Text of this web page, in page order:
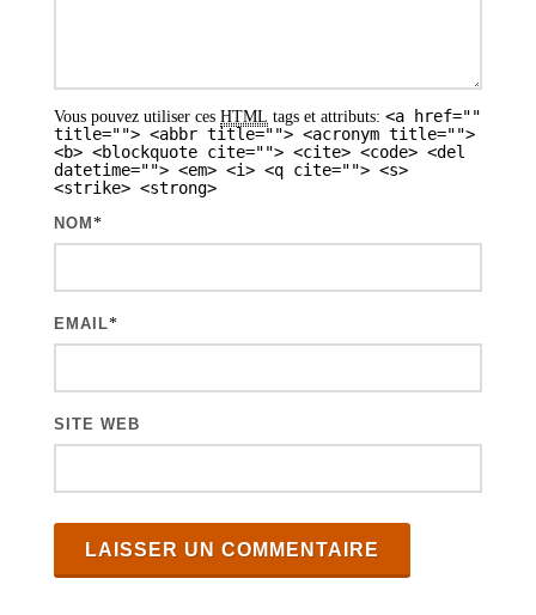
Vous pouvez utiliser ces HTML tags et attributs: <a href=""
title=""> <abbr title=""> <acronym title="">
<b> <blockquote cite=""> <cite> <code> <del
datetime=""> <em> <i> <q cite=""> <s>
<strike> <strong>
NOM *
EMAIL*
SITE WEB